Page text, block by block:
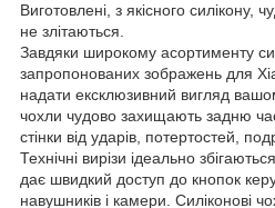
Виготовлені, з якісного силікону,
не злітаються.
Завдяки широкому асортименту
запропонованих зображень для
надати ексклюзивний вигляд
чохли чудово захищають задню
стінки від ударів, потертостей,
Технічні вирізи ідеально
дає швидкий доступ до кнопок
навушників і камери. Силіконові